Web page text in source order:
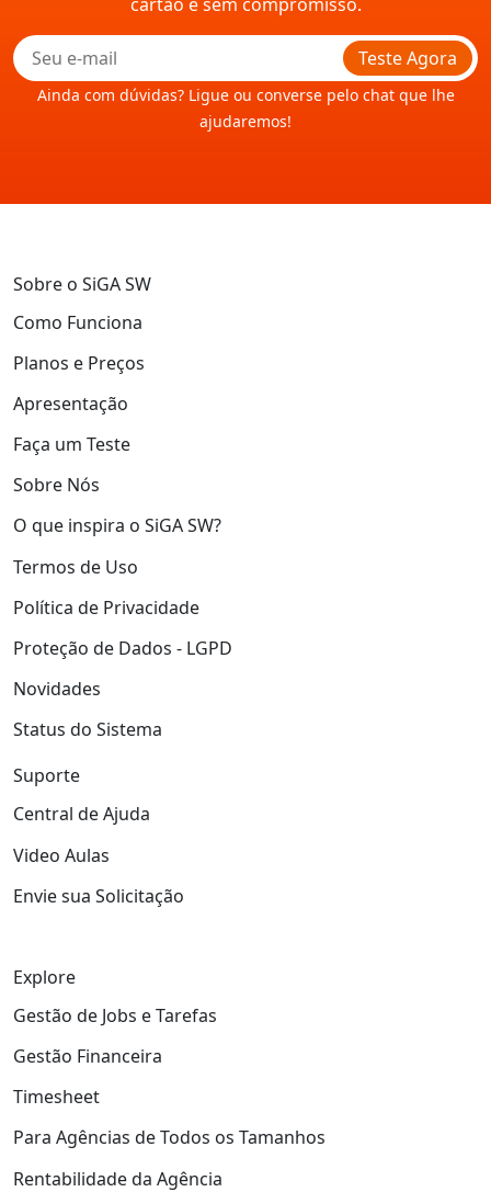
Teste Agora
Ainda com dúvidas? Ligue ou converse pelo chat que lhe
ajudaremos!
Sobre o SiGA SW
Como Funciona
Planos e Preços
Apresentação
Faça um Teste
Sobre Nós
O que inspira o SiGA SW?
Termos de Uso
Política de Privacidade
Proteção de Dados - LGPD
Novidades
Status do Sistema
Suporte
Central de Ajuda
Video Aulas
Envie sua Solicitação
Explore
Gestão de Jobs e Tarefas
Gestão Financeira
Timesheet
Para Agências de Todos os Tamanhos
Rentabilidade da Agência